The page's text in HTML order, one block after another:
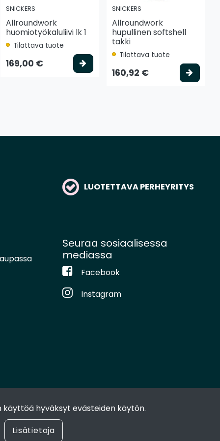
hyväksyt evästeiden käytön.
Lisätietoja
vaihtoehto
SNICKERS
Allroundwork
huomiotyökaluliivi lk 1
Tilattava tuote
169,00 €
SNICKERS
Allroundwork
hupullinen softshell
takki
Tilattava tuote
160,92 €
LUOTETTAVA PERHEYRITYS
Seuraa sosiaalisessa
mediassa
Facebook
Instagram